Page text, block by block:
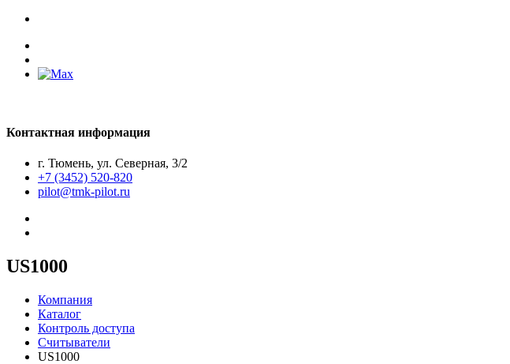
Контактная информация
г. Тюмень, ул. Северная, 3/2
+7 (3452) 520-820
pilot@tmk-pilot.ru
US1000
Компания
Каталог
Контроль доступа
Считыватели
US1000